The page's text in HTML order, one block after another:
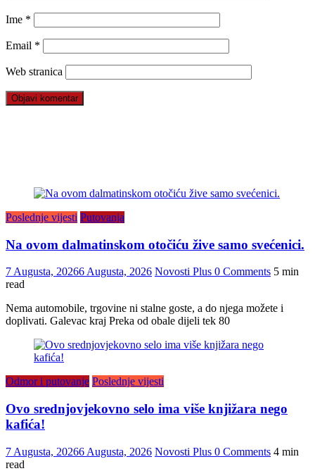
Ime *
Email *
Web stranica
Poslednje vijesti Putovanja
Na ovom dalmatinskom otočiću žive samo svećenici.
7 Augusta, 20266 Augusta, 2026 Novosti Plus 0 Comments 5 min
read
Nema automobile, trgovine ni stalne goste, a do njega možete i
doplivati. Galevac kraj Preka od obale dijeli tek 80
Odmor i putovanje Poslednje vijesti
Ovo srednjovjekovno selo ima više knjižara nego
kafića!
7 Augusta, 20266 Augusta, 2026 Novosti Plus 0 Comments 4 min
read